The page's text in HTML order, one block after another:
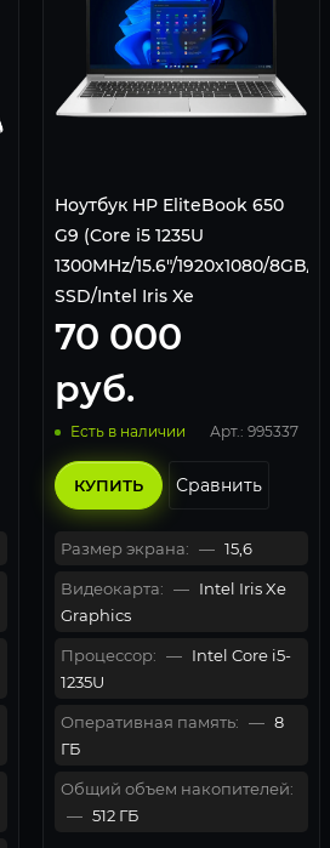
Ноутбук HP EliteBook 650
G9 (Core i5 1235U
1300MHz/15.6"/1920x1080/8GB/
SSD/Intel Iris Xe
Graphics/Wi-
Fi/Bluetooth/Windows 11
Pro) Silver
70 000
руб.
Есть в наличии Арт.: 995337
КУПИТЬ Сравнить
Размер экрана: — 15,6
Видеокарта: — Intel Iris Xe
Graphics
Процессор: — Intel Core i5-
1235U
Оперативная память: — 8
ГБ
Общий объем накопителей:
— 512 ГБ